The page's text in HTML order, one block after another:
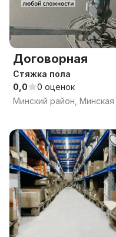
Договорная
Стяжка пола
0,0
0 оценок